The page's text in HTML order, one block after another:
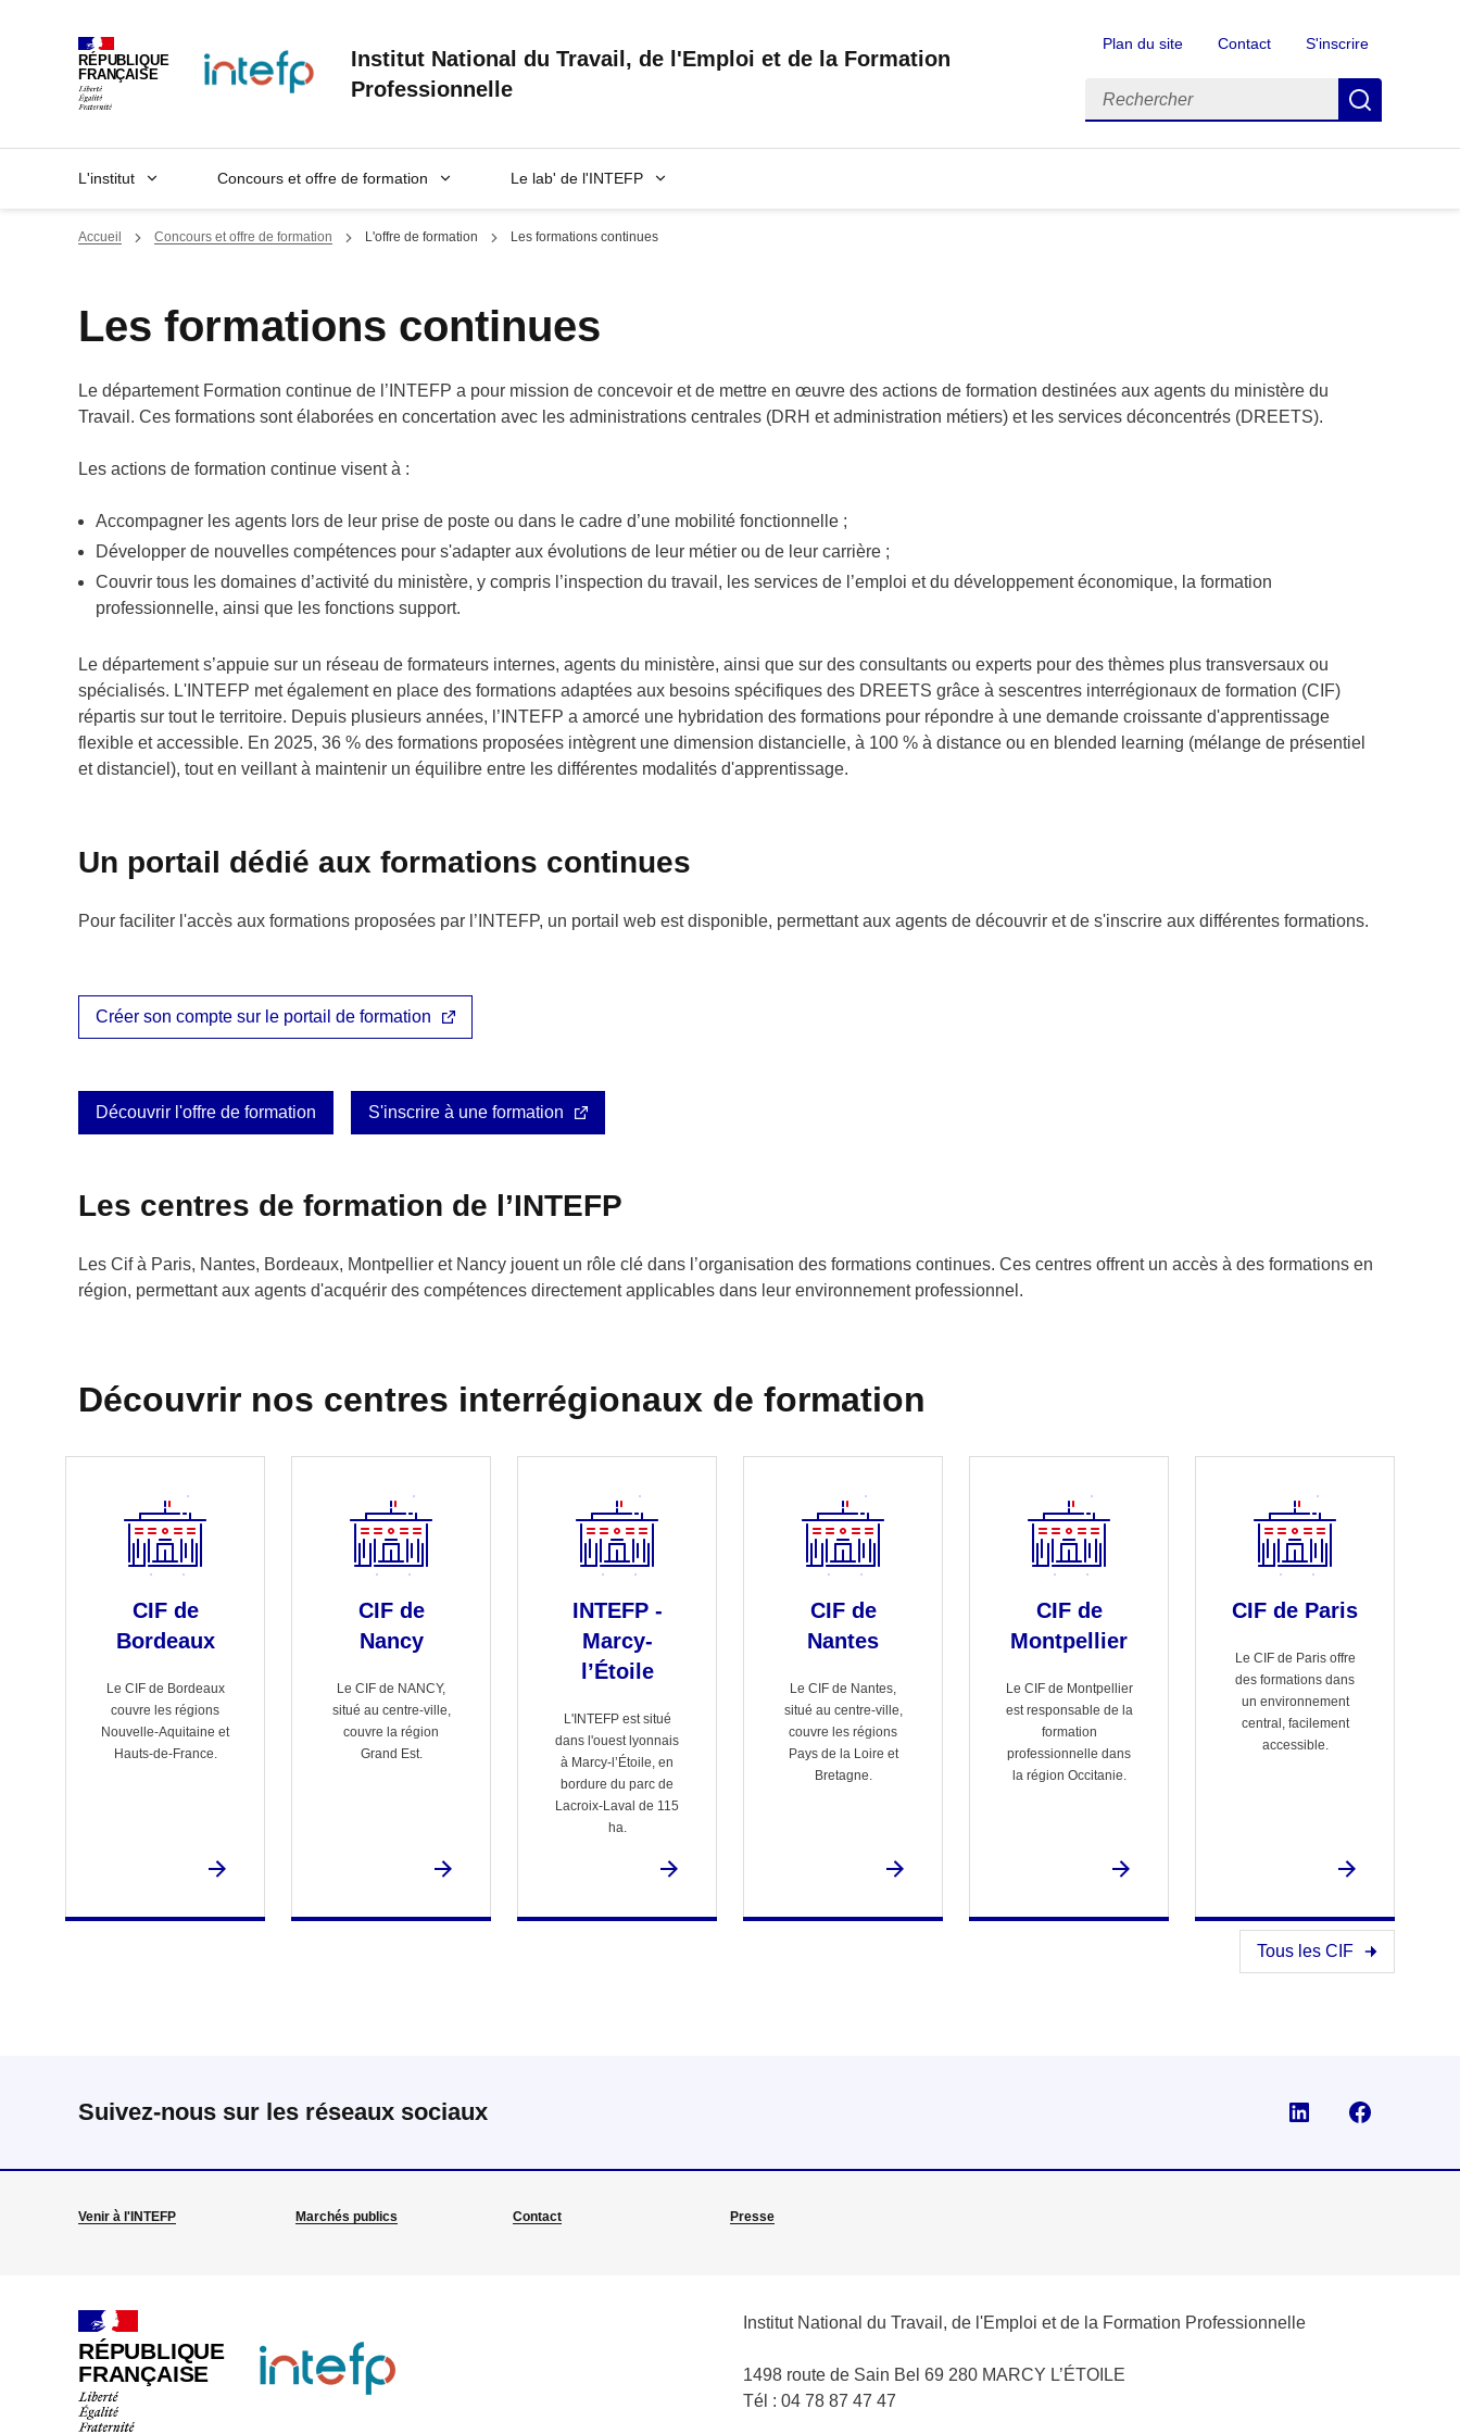
RÉPUBLIQUE
FRANÇAISE
Institut National du Travail, de l'Emploi et de la Formation
Professionnelle
Plan du site Contact S'inscrire
Rechercher
L'institut Concours et offre de formation Le lab' de l'INTEFP
Accueil Concours et offre de formation L'offre de formation Les formations continues
Les formations continues
Le département Formation continue de l’INTEFP a pour mission de concevoir et de mettre en œuvre des actions de formation destinées aux agents du ministère du
Travail. Ces formations sont élaborées en concertation avec les administrations centrales (DRH et administration métiers) et les services déconcentrés (DREETS).
Les actions de formation continue visent à :
Accompagner les agents lors de leur prise de poste ou dans le cadre d’une mobilité fonctionnelle ;
Développer de nouvelles compétences pour s'adapter aux évolutions de leur métier ou de leur carrière ;
Couvrir tous les domaines d’activité du ministère, y compris l’inspection du travail, les services de l’emploi et du développement économique, la formation
professionnelle, ainsi que les fonctions support.
Le département s’appuie sur un réseau de formateurs internes, agents du ministère, ainsi que sur des consultants ou experts pour des thèmes plus transversaux ou
spécialisés. L'INTEFP met également en place des formations adaptées aux besoins spécifiques des DREETS grâce à sescentres interrégionaux de formation (CIF)
répartis sur tout le territoire. Depuis plusieurs années, l’INTEFP a amorcé une hybridation des formations pour répondre à une demande croissante d'apprentissage
flexible et accessible. En 2025, 36 % des formations proposées intègrent une dimension distancielle, à 100 % à distance ou en blended learning (mélange de présentiel
et distanciel), tout en veillant à maintenir un équilibre entre les différentes modalités d'apprentissage.
Un portail dédié aux formations continues
Pour faciliter l'accès aux formations proposées par l’INTEFP, un portail web est disponible, permettant aux agents de découvrir et de s'inscrire aux différentes formations.
Créer son compte sur le portail de formation
Découvrir l'offre de formation S'inscrire à une formation
Les centres de formation de l’INTEFP
Les Cif à Paris, Nantes, Bordeaux, Montpellier et Nancy jouent un rôle clé dans l’organisation des formations continues. Ces centres offrent un accès à des formations en
région, permettant aux agents d'acquérir des compétences directement applicables dans leur environnement professionnel.
Découvrir nos centres interrégionaux de formation
CIF de
Bordeaux
Le CIF de Bordeaux
couvre les régions
Nouvelle-Aquitaine et
Hauts-de-France.
CIF de
Nancy
Le CIF de NANCY,
situé au centre-ville,
couvre la région
Grand Est.
INTEFP -
Marcy-
l’Étoile
L'INTEFP est situé
dans l'ouest lyonnais
à Marcy-l’Étoile, en
bordure du parc de
Lacroix-Laval de 115
ha.
CIF de
Nantes
Le CIF de Nantes,
situé au centre-ville,
couvre les régions
Pays de la Loire et
Bretagne.
CIF de
Montpellier
Le CIF de Montpellier
est responsable de la
formation
professionnelle dans
la région Occitanie.
CIF de Paris
Le CIF de Paris offre
des formations dans
un environnement
central, facilement
accessible.
Tous les CIF
Suivez-nous sur les réseaux sociaux Visiter la page
Venir à l'INTEFP Marchés publics Contact Presse
RÉPUBLIQUE
FRANÇAISE
Institut National du Travail, de l'Emploi et de la Formation Professionnelle
1498 route de Sain Bel 69 280 MARCY L’ÉTOILE
Tél : 04 78 87 47 47